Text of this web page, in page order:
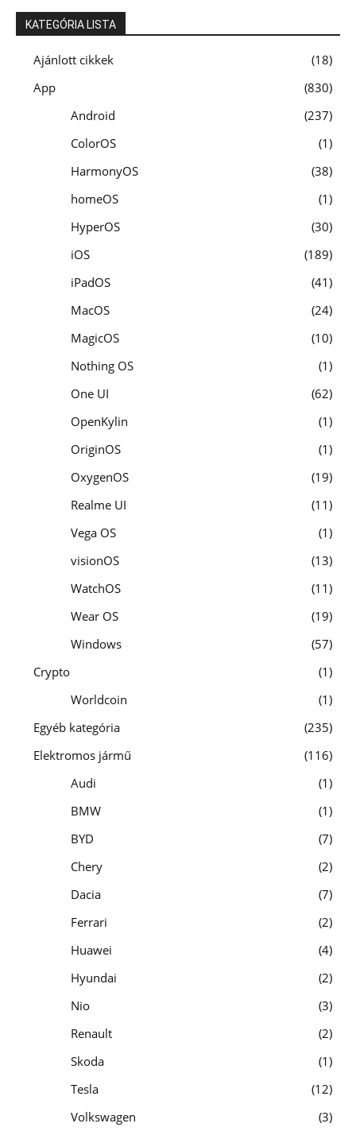
KATEGÓRIA LISTA
Ajánlott cikkek
18
App
830
Android
237
ColorOS
1
HarmonyOS
38
homeOS
1
HyperOS
30
iOS
189
iPadOS
41
MacOS
24
MagicOS
10
Nothing OS
1
One UI
62
OpenKylin
1
OriginOS
1
OxygenOS
19
Realme UI
11
Vega OS
1
visionOS
13
WatchOS
11
Wear OS
19
Windows
57
Crypto
1
Worldcoin
1
Egyéb kategória
235
Elektromos jármű
116
Audi
1
BMW
1
BYD
7
Chery
2
Dacia
7
Ferrari
2
Huawei
4
Hyundai
2
Nio
3
Renault
2
Skoda
1
Tesla
12
Volkswagen
3